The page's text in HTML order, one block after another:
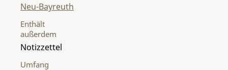
Umfang
Enthält
außerdem
Notizzettel
Neu-Bayreuth